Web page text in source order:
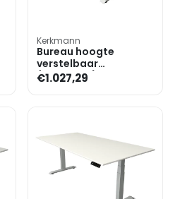
Kerkmann
Bureau hoogte
verstelbaar
(elektrisch) »Move 4«
200 cm T-poot
€1.027,29